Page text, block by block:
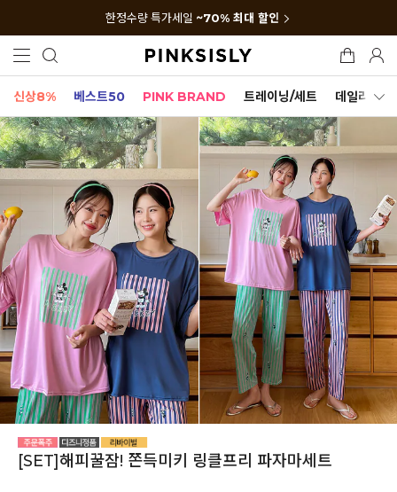
한정수량 특가세일 ~70% 최대 할인
신상8% 베스트50 PINK BRAND 트레이닝/세트 데일리세트
[SET]해피꿀잠! 쫀득미키 링클프리 파자마세트